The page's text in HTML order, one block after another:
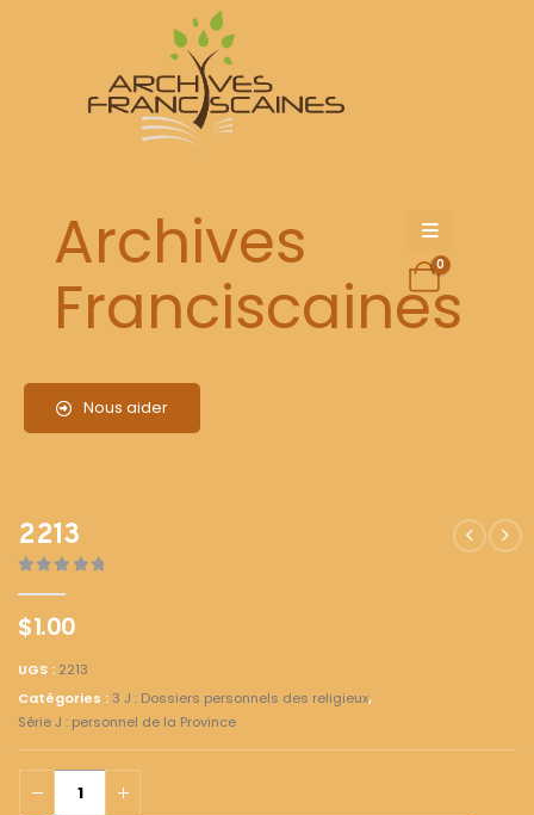
Archives
Franciscaines
Nous aider
0
2213
$1.00
UGS : 2213
Catégories : 3 J : Dossiers personnels des religieux,
Série J : personnel de la Province